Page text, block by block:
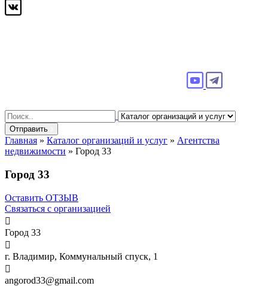
Search
for:
Отправить
Главная » Каталог организаций и услуг » Агентства
недвижимости » Город 33
Город 33
Оставить ОТЗЫВ
Связаться с организацией

Город 33

г. Владимир, Коммунальный спуск, 1

angorod33@gmail.com